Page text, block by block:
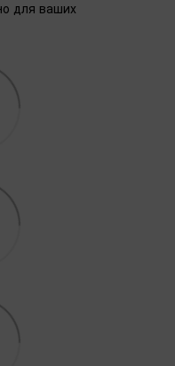
для ваших